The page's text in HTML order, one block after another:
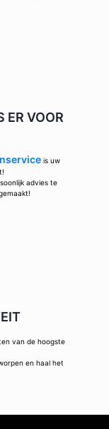
ER VOOR
is uw
advies te
van de hoogste
en haal het